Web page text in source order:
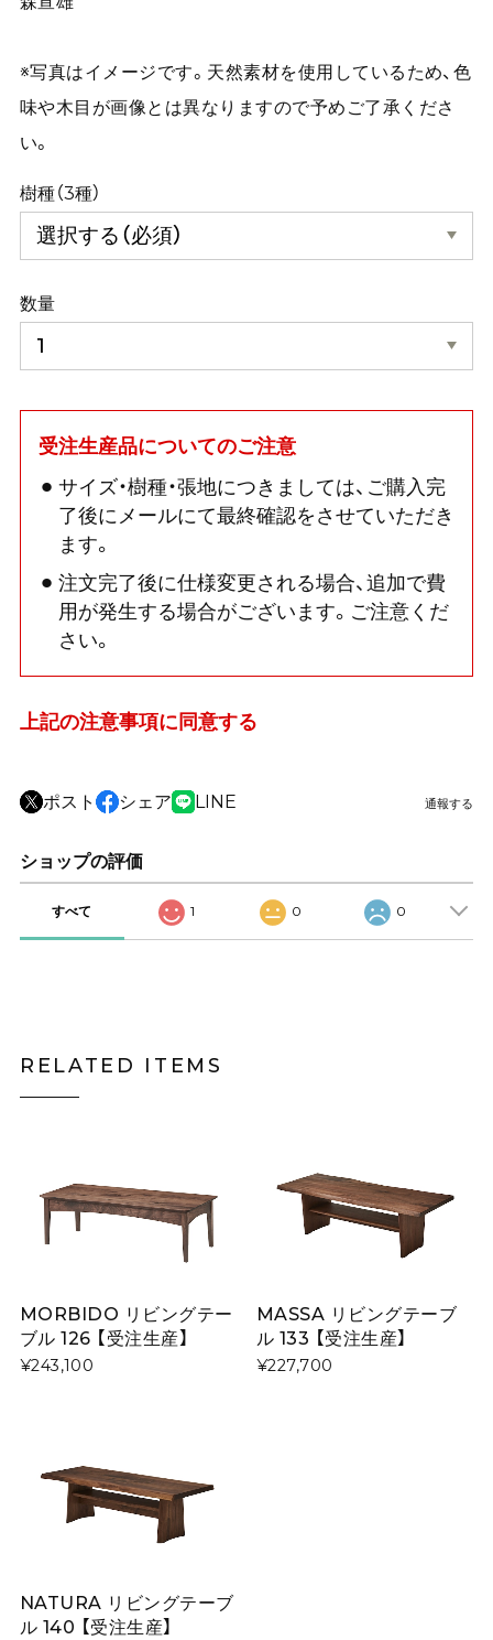
※写真はイメージです。天然素材を使用しているため、色
味や木目が画像とは異なりますので予めご了承くださ
い。
樹種（3種）
数量
受注生産品についてのご注意
サイズ・樹種・張地につきましては、ご購入完
了後にメールにて最終確認をさせていただき
ます。
注文完了後に仕様変更される場合、追加で費
用が発生する場合がございます。ご注意くだ
さい。
上記の注意事項に同意する
ポスト シェア LINE 通報する
ショップの評価
すべて 1 0 0
RELATED ITEMS
MORBIDO リビングテー
ブル 126 【受注生産】
¥243,100
MASSA リビングテーブ
ル 133 【受注生産】
¥227,700
NATURA リビングテーブ
ル 140 【受注生産】